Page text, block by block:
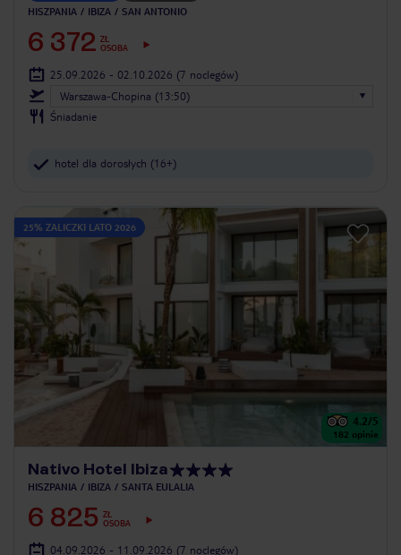
HISZPANIA IBIZA SAN ANTONIO
6 372 ZŁ
OSOBA
25.09.2026 - 02.10.2026 (7 noclegów)
Warszawa-Chopina (13:50)
Śniadanie
hotel dla dorosłych (16+)
25% ZALICZKI LATO 2026
4.2/5
182 opinie
Nativo Hotel Ibiza
HISZPANIA IBIZA SANTA EULALIA
6 825 ZŁ
OSOBA
04.09.2026 - 11.09.2026 (7 noclegów)